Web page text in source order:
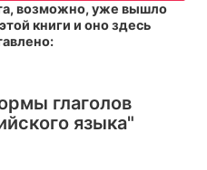
возможно, уже вышло
книги и оно здесь
глаголов
языка"